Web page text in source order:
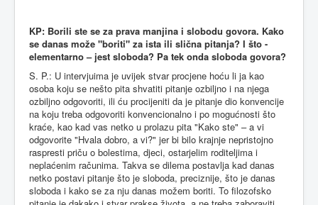
KP: Borili ste se za prava manjina i slobodu govora. Kako
se danas može "boriti" za ista ili slična pitanja? I što -
elementarno – jest sloboda? Pa tek onda sloboda govora?
S. P.: U intervjuima je uvijek stvar procjene hoću li ja kao
osoba koju se nešto pita shvatiti pitanje ozbiljno i na njega
ozbiljno odgovoriti, ili ću procijeniti da je pitanje dio konvencije
na koju treba odgovoriti konvencionalno i po mogućnosti što
kraće, kao kad vas netko u prolazu pita "Kako ste" – a vi
odgovorite "Hvala dobro, a vi?" jer bi bilo krajnje nepristojno
raspresti priču o bolestima, djeci, ostarjelim roditeljima i
neplaćenim računima. Takva se dilema postavlja kad danas
netko postavi pitanje što je sloboda, preciznije, što je danas
sloboda i kako se za nju danas možem boriti. To filozofsko